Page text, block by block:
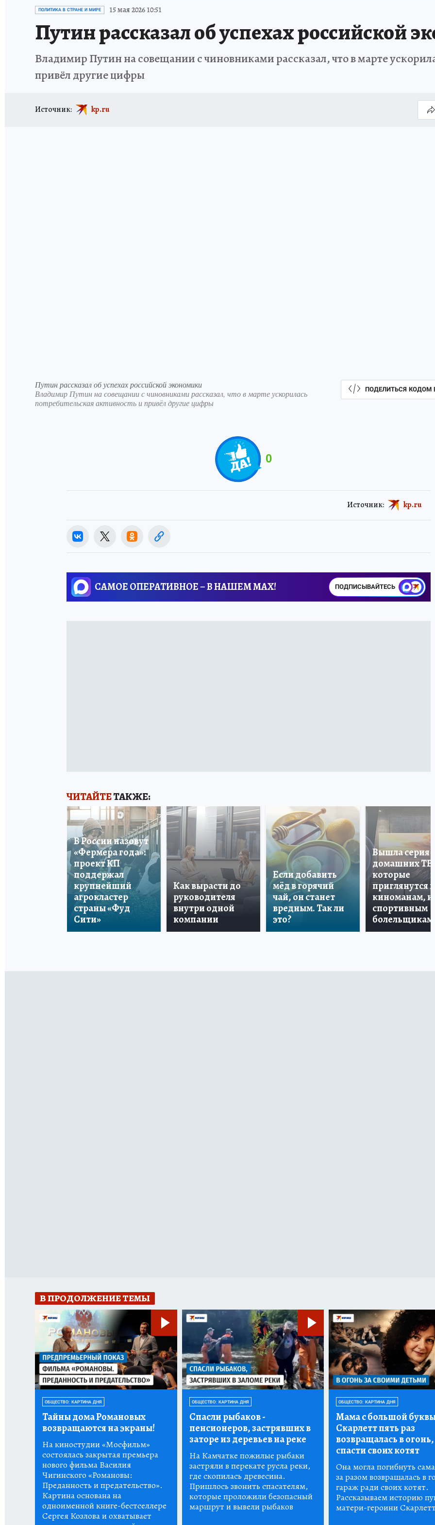
ИСПЫТАНО НА СЕБЕ
ПОЛИТИКА В СТРАНЕ И МИРЕ 15 мая 2026 10:51
Путин рассказал об успехах российской
Владимир Путин на совещании с чиновниками рассказал, что в марте
привёл другие цифры
Источник: kp.ru
Путин рассказал об успехах российской экономики
Владимир Путин на совещании с чиновниками рассказал, что в марте ускорилась
потребительская активность и привёл другие цифры
ПОДЕЛИТЬСЯ КОДОМ
0
Источник: kp.ru
САМОЕ ОПЕРАТИВНОЕ – В НАШЕМ MAX! ПОДПИСЫВАЙТЕСЬ
ЧИТАЙТЕТАКЖЕ:
В России назовут
«Фермера года»:
проект КП
поддержал
крупнейший
агрокластер
страны «Фуд
Сити»
Как вырасти до
руководителя
внутри одной
компании
Если добавить
мёд в горячий
чай, он станет
вредным. Так ли
это?
Вышла серия
домашних ТВ,
которые
приглянутся и
киноманам, и
спортивным
болельщикам
В ПРОДОЛЖЕНИЕ ТЕМЫ
ОБЩЕСТВО: КАРТИНА ДНЯ
Тайны дома Романовых
возвращаются на экраны!
На киностудии «Мосфильм»
состоялась закрытая премьера
нового фильма Василия
Чигинского «Романовы:
Преданность и предательство».
Картина основана на
одноименной книге-бестселлере
Сергея Козлова и охватывает
ОБЩЕСТВО: КАРТИНА ДНЯ
Спасли рыбаков-
пенсионеров, застрявших в
заторе из деревьев на реке
На Камчатке пожилые рыбаки
застряли в перекате русла реки,
где скопилась древесина.
Пришлось звонить спасателям,
которые проложили безопасный
маршрут и вывели рыбаков
ОБЩЕСТВО: КАРТИНА ДНЯ
Мама с большой
Скарлетт пять раз
возвращалась в
спасти своих котят
Она могла погибнуть
за разом возвращалась в
гараж ради своих котят.
Рассказываем историю
матери-героини Скарлетт